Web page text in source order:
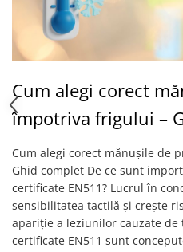
Protecție descărcări
Electroizolante
Protecție specială
Riscuri minime
Mânecuțe (Cotiere)
Accesorii
CĂȘTI DE PROTECȚIE
PROTECȚIA OCHILOR
Ochelari de protecție
Măști și geamuri de sudură
Viziere
Cum alegi corect
împotriva frigului –
Cum alegi corect mănușile de
Ghid complet De ce sunt
certificate EN511? Lucrul în
sensibilitatea tactilă și crește
apariție a leziunilor cauzate
certificate EN511 sunt